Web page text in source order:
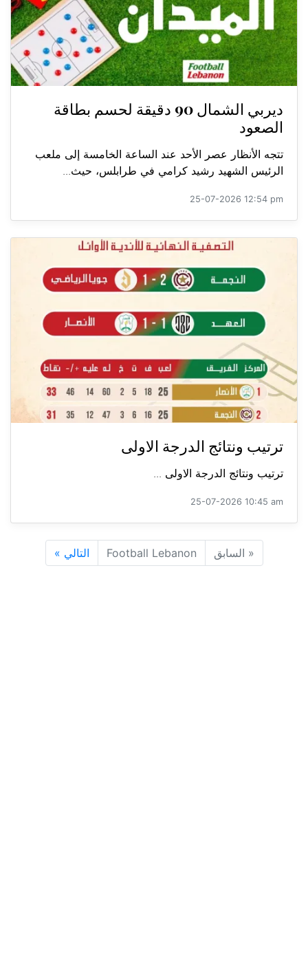
ديربي الشمال 90 دقيقة لحسم بطاقة
الصعود
تتجه الأنظار عصر الأحد عند الساعة الخامسة إلى ملعب
الرئيس الشهيد رشيد كرامي في طرابلس، حيث...
25-07-2026 12:54 pm
ترتيب ونتائج الدرجة الاولى
ترتيب ونتائج الدرجة الاولى ...
25-07-2026 10:45 am
« السابق Football Lebanon التالي »